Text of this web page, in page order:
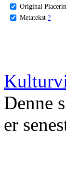
Original
Metatekst ?
Denne
er